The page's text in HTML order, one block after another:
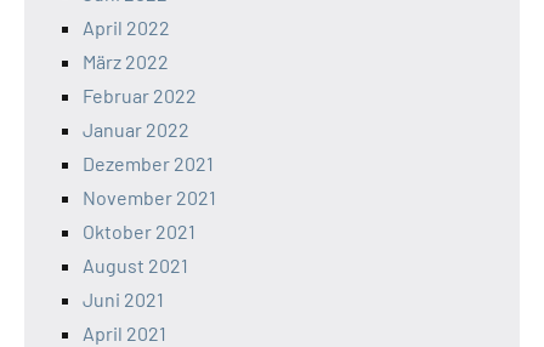
April 2022
März 2022
Februar 2022
Januar 2022
Dezember 2021
November 2021
Oktober 2021
August 2021
Juni 2021
April 2021